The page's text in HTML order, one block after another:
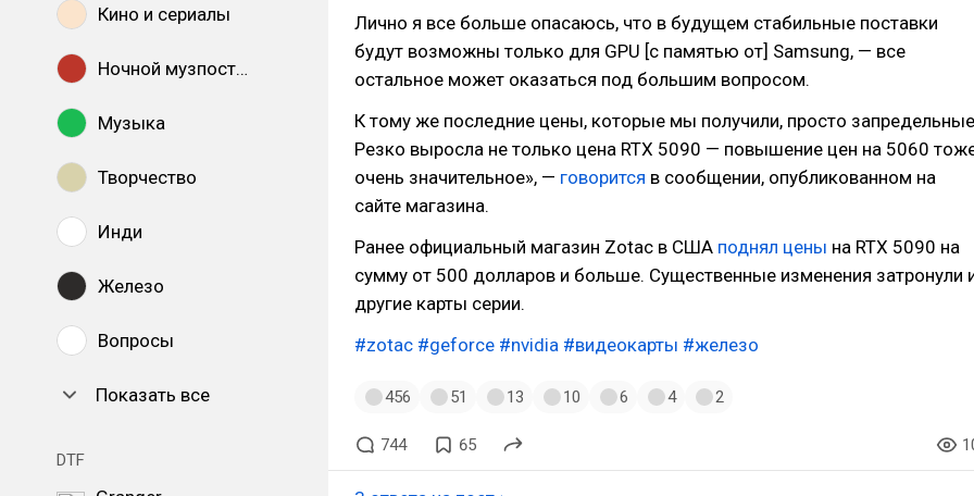
Кино и сериалы
Ночной музпостинг
Музыка
Творчество
Инди
Железо
Вопросы
Показать все
DTF
Лично я все больше опасаюсь, что в будущем стабильные поставки
будут возможны только для GPU [с памятью от] Samsung, — все
остальное может оказаться под большим вопросом.
К тому же последние цены, которые мы получили, просто
Резко выросла не только цена RTX 5090 — повышение цен на 5060
очень значительное», — говорится в сообщении, опубликованном на
сайте магазина.
Ранее официальный магазин Zotac в США поднял цены на RTX 5090 на
сумму от 500 долларов и больше. Существенные изменения затронули
другие карты серии.
#zotac #geforce #nvidia #видеокарты #железо
456 51 13 10 6 4 2
744 65